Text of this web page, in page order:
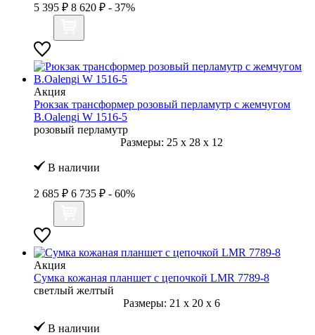
5 395 ₽ 8 620 ₽ - 37%
Акция
Рюкзак трансформер розовый перламутр с жемчугом
B.Oalengi W 1516-5
розовый перламутр
Размеры: 25 x 28 x 12
В наличии
2 685 ₽ 6 735 ₽ - 60%
Акция
Сумка кожаная планшет с цепочкой LMR 7789-8
светлый желтый
Размеры: 21 x 20 x 6
В наличии